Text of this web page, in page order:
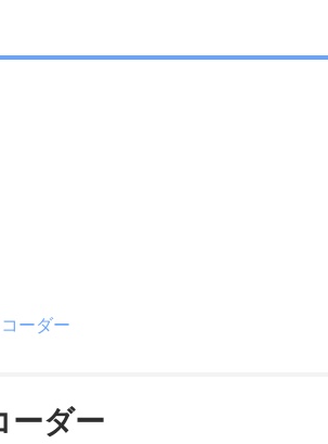
ーダー
ダー